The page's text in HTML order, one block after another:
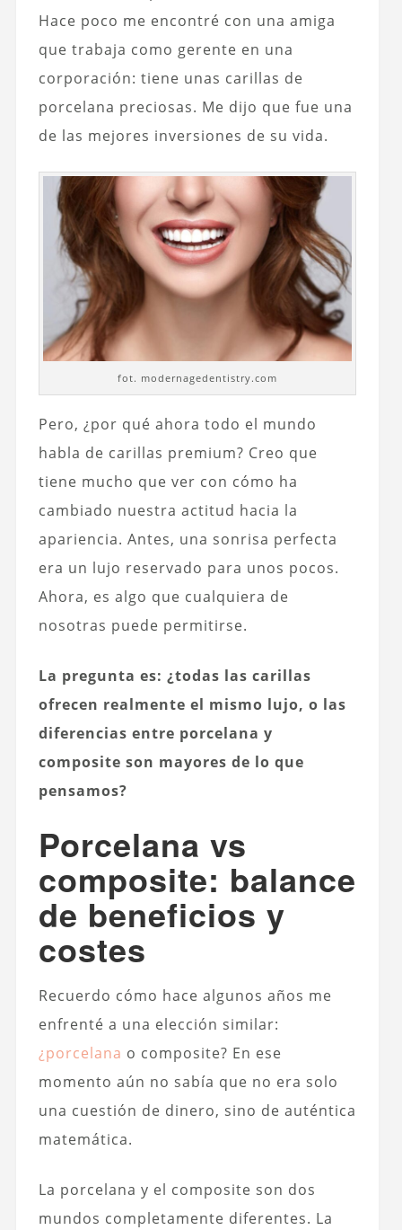
Hace poco me encontré con una amiga
que trabaja como gerente en una
corporación: tiene unas carillas de
porcelana preciosas. Me dijo que fue una
de las mejores inversiones de su vida.
fot. modernagedentistry.com
Pero, ¿por qué ahora todo el mundo
habla de carillas premium? Creo que
tiene mucho que ver con cómo ha
cambiado nuestra actitud hacia la
apariencia. Antes, una sonrisa perfecta
era un lujo reservado para unos pocos.
Ahora, es algo que cualquiera de
nosotras puede permitirse.
La pregunta es: ¿todas las carillas
ofrecen realmente el mismo lujo, o las
diferencias entre porcelana y
composite son mayores de lo que
pensamos?
Porcelana vs
composite: balance
de beneficios y
costes
Recuerdo cómo hace algunos años me
enfrenté a una elección similar:
¿porcelana o composite? En ese
momento aún no sabía que no era solo
una cuestión de dinero, sino de auténtica
matemática.
La porcelana y el composite son dos
mundos completamente diferentes. La